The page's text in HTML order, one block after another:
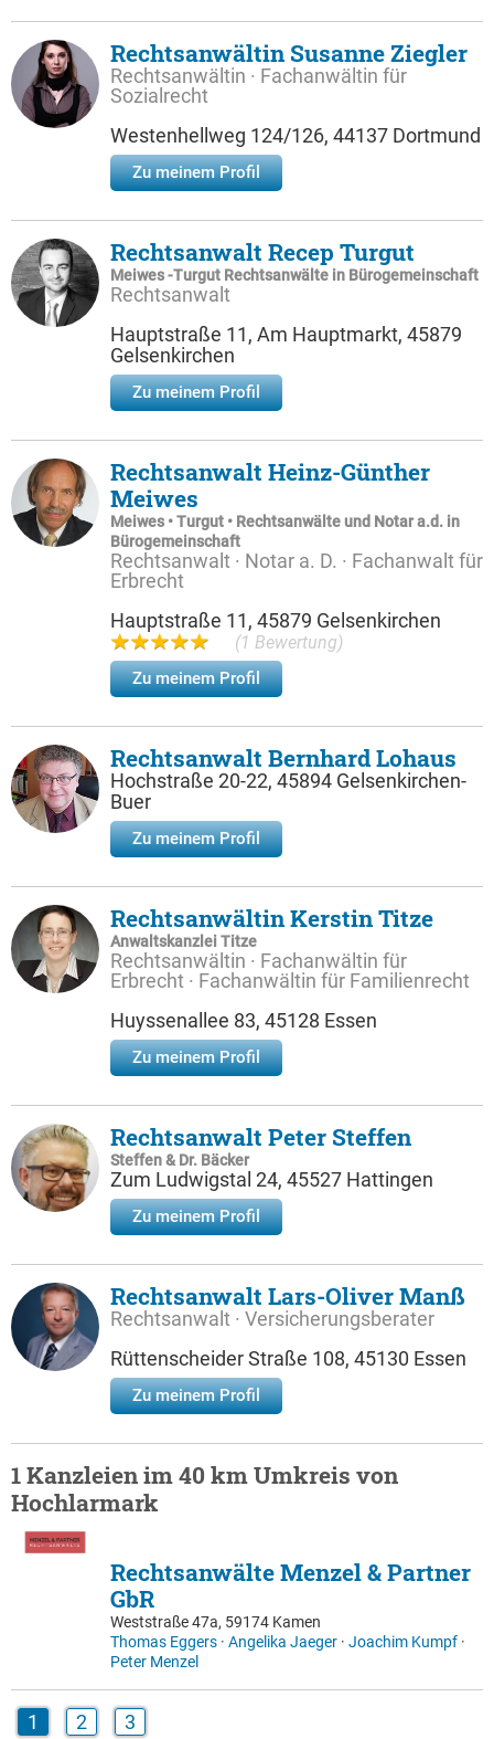
Rechtsanwältin Susanne Ziegler
Rechtsanwältin · Fachanwältin für
Sozialrecht
Westenhellweg 124/126, 44137 Dortmund
Zu meinem Profil
Rechtsanwalt Recep Turgut
Meiwes -Turgut Rechtsanwälte in Bürogemeinschaft
Rechtsanwalt
Hauptstraße 11, Am Hauptmarkt, 45879
Gelsenkirchen
Zu meinem Profil
Rechtsanwalt Heinz-Günther
Meiwes
Meiwes • Turgut • Rechtsanwälte und Notar a.d. in
Bürogemeinschaft
Rechtsanwalt · Notar a. D. · Fachanwalt für
Erbrecht
Hauptstraße 11, 45879 Gelsenkirchen
(1 Bewertung)
Zu meinem Profil
Rechtsanwalt Bernhard Lohaus
Hochstraße 20-22, 45894 Gelsenkirchen-
Buer
Zu meinem Profil
Rechtsanwältin Kerstin Titze
Anwaltskanzlei Titze
Rechtsanwältin · Fachanwältin für
Erbrecht · Fachanwältin für Familienrecht
Huyssenallee 83, 45128 Essen
Zu meinem Profil
Rechtsanwalt Peter Steffen
Steffen & Dr. Bäcker
Zum Ludwigstal 24, 45527 Hattingen
Zu meinem Profil
Rechtsanwalt Lars-Oliver Manß
Rechtsanwalt · Versicherungsberater
Rüttenscheider Straße 108, 45130 Essen
Zu meinem Profil
1 Kanzleien im 40 km Umkreis von
Hochlarmark
Rechtsanwälte Menzel & Partner
GbR
Weststraße 47a, 59174 Kamen
Thomas Eggers · Angelika Jaeger · Joachim Kumpf ·
Peter Menzel
1 2 3